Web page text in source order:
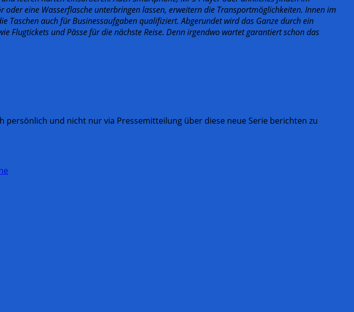
eine Wasserflasche unterbringen lassen, erweitern die Transportmöglichkeiten. Innen im
Taschen auch für Businessaufgaben qualifiziert. Abgerundet wird das Ganze durch ein
Flugtickets und Pässe für die nächste Reise. Denn irgendwo wartet garantiert schon das
und nicht nur via Pressemitteilung über diese neue Serie berichten zu